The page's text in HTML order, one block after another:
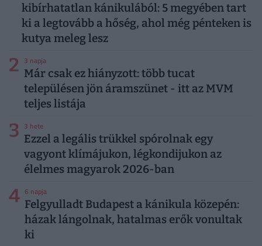
kibírhatatlan kánikulából: 5 megyében tart
ki a legtovább a hőség, ahol még pénteken is
kutya meleg lesz
2 3 napja
Már csak ez hiányzott: több tucat
településen jön áramszünet - itt az MVM
teljes listája
3 3 hete
Ezzel a legális trükkel spórolnak egy
vagyont klímájukon, légkondijukon az
élelmes magyarok 2026-ban
4 6 napja
Felgyulladt Budapest a kánikula közepén:
házak lángolnak, hatalmas erők vonultak
ki